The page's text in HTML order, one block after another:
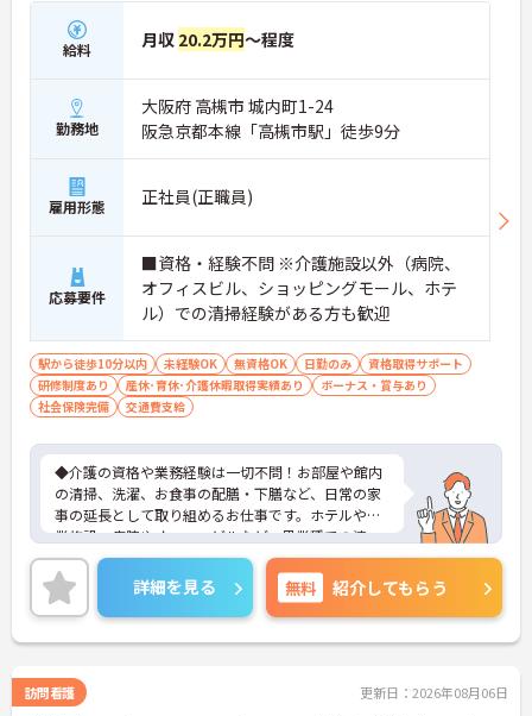
給料 月収 20.2万円～程度
勤務地
大阪府 高槻市 城内町1-24
阪急京都本線「高槻市駅」徒歩9分
雇用形態 正社員(正職員)
応募要件
■資格・経験不問 ※介護施設以外（病院、
オフィスビル、ショッピングモール、ホテ
ル）での清掃経験がある方も歓迎
駅から徒歩10分以内 未経験OK 無資格OK 日勤のみ
資格取得サポート
研修制度あり
産休･育休･介護休暇取得実績あり
ボーナス・賞与あり
社会保険完備
交通費支給
◆介護の資格や業務経験は一切不問！お部屋や館内
の清掃、洗濯、お食事の配膳・下膳など、日常の家
事の延長として取り組めるお仕事です。ホテルや商
業施設、病院やオフィスビルなど、異業種での清
掃・クリーニング経験がある方もスキルを存分に活
かしてご活躍いただけます。
◆安定の正社員雇用で、賞与年2回や最大5万円の通
勤手当、食事補助など待遇面がしっかり整っていま
す。入社後の丁寧なOJT研修に加え、資格取得支援
ップアップを目指せる環境です。
詳細を見る 無料 紹介してもらう
訪問看護 更新日：2026年08月06日